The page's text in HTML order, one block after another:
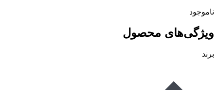
ناموجود
ویژگی‌های محصول
برند